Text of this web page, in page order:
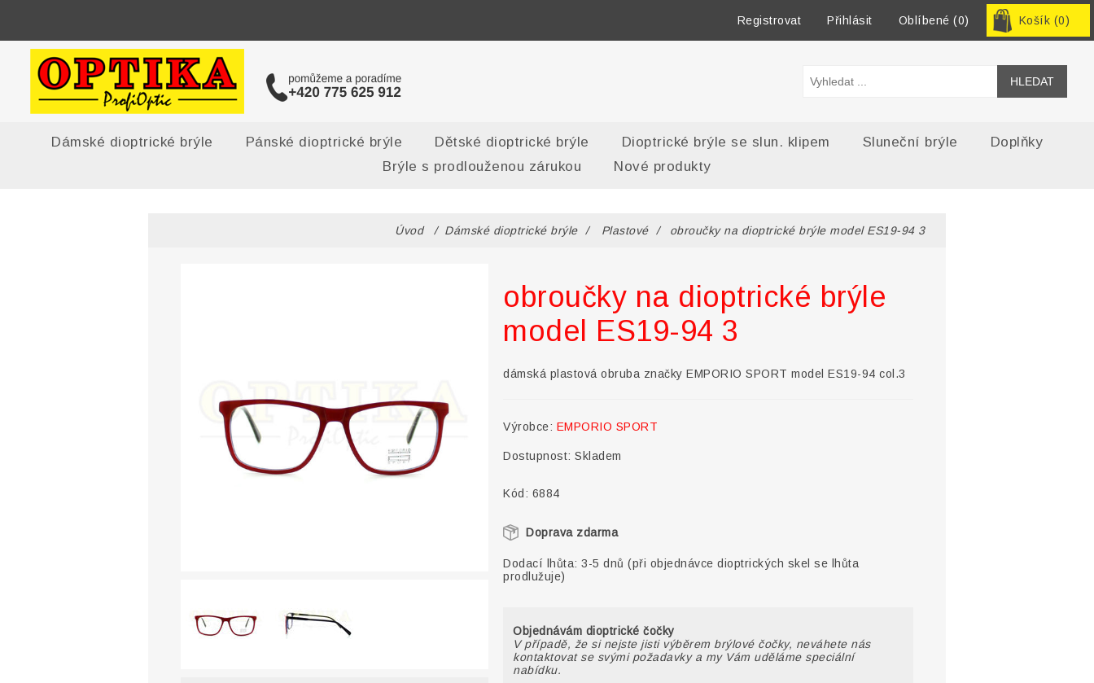
Registrovat Přihlásit Oblíbené (0) Košík (0)
Dámské dioptrické brýle Pánské dioptrické brýle Dětské dioptrické brýle Dioptrické brýle se slun. klipem Sluneční brýle
Doplňky
Brýle s prodlouženou zárukou
Nové produkty
Úvod / Dámské dioptrické brýle / Plastové / obroučky na dioptrické brýle model ES19-94 3
obroučky na dioptrické brýle
model ES19-94 3
dámská plastová obruba značky EMPORIO SPORT model ES19-94 col.3
Výrobce: EMPORIO SPORT
Dostupnost: Skladem
Kód: 6884
Doprava zdarma
Dodací lhůta: 3-5 dnů (při objednávce dioptrických skel se lhůta
prodlužuje)
Objednávám dioptrické čočky
V případě, že si nejste jisti výběrem brýlové čočky, neváhete nás
kontaktovat se svými požadavky a my Vám uděláme speciální
nabídku.